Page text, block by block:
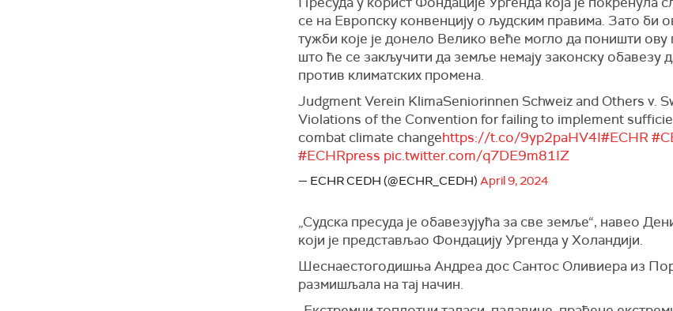
се на Европску конвенцију о људским правима. Зато би
тужби које је донело Велико веће могло да поништи ову
што ће се закључити да земље немају законску обавезу
против климатских промена.
Judgment Verein KlimaSeniorinnen Schweiz and Others v.
Violations of the Convention for failing to implement
combat climate changehttps://t.co/9yp2paHV4I#ECHR
#ECHRpress pic.twitter.com/q7DE9m81IZ
— ECHR CEDH (@ECHR_CEDH) April 9, 2024
„Судска пресуда је обавезујућа за све земље“, навео
који је представљао Фондацију Ургенда у Холандији.
Шеснаестогодишња Андреа дос Сантос Оливиера из
размишљала на тај начин.